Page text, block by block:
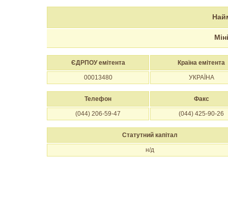
ЄДРПОУ емітента Країна емітента
00013480 УКРАЇНА
Телефон Факс
(044) 206-59-47 (044) 425-90-26
Статутний капітал
н/д